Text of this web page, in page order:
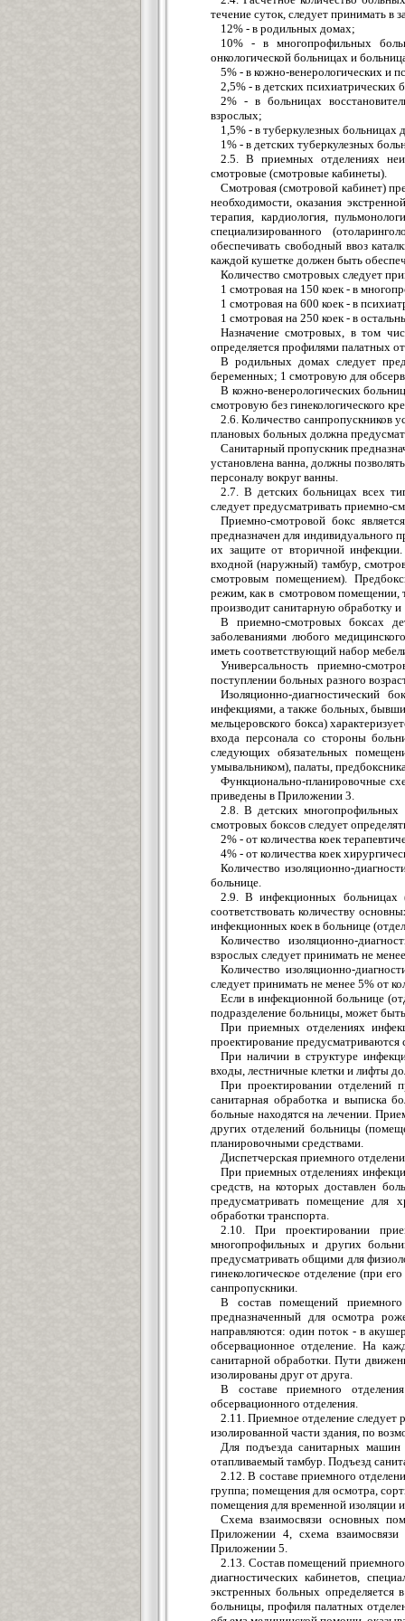
течение суток, следует принимать в
12% - в родильных домах;
10% - в многопрофильных
онкологической больницах и
5% - в кожно-венерологических и
2,5% - в детских психиатрических
2% - в больницах
взрослых;
1,5% - в туберкулезных больницах
1% - в детских туберкулезных
2.5. В приемных отделениях
смотровые (смотровые кабинеты).
Смотровая (смотровой кабинет)
необходимости, оказания
терапия, кардиология,
специализированного
обеспечивать свободный ввоз
каждой кушетке должен быть
Количество смотровых следует
1 смотровая на 150 коек - в
1 смотровая на 600 коек - в
1 смотровая на 250 коек - в
Назначение смотровых, в том
определяется профилями палатных
В родильных домах следует
беременных; 1 смотровую для
В кожно-венерологических
смотровую без гинекологического
2.6. Количество санпропускников
плановых больных должна
Санитарный пропускник
установлена ванна, должны
персоналу вокруг ванны.
2.7. В детских больницах всех
следует предусматривать приемно-
Приемно-смотровой бокс
предназначен для
их защите от вторичной
входной (наружный) тамбур,
смотровым помещением).
режим, как в смотровом помещении,
производит санитарную обработку
В приемно-смотровых боксах
заболеваниями любого
иметь соответствующий набор
Универсальность приемно-
поступлении больных разного
Изоляционно-диагностический
инфекциями, а также больных,
мельцеровского бокса)
входа персонала со стороны
следующих обязательных
умывальником), палаты,
Функционально-планировочные
приведены в Приложении 3.
2.8. В детских многопрофильных
смотровых боксов следует
2% - от количества коек
4% - от количества коек
Количество изоляционно-
больнице.
2.9. В инфекционных больницах
соответствовать количеству
инфекционных коек в больнице
Количество изоляционно-
взрослых следует принимать не
Количество изоляционно-
следует принимать не менее 5% от
Если в инфекционной больнице
подразделение больницы, может
При приемных отделениях
проектирование
При наличии в структуре
входы, лестничные клетки и лифты
При проектировании отделений
санитарная обработка и выписка
больные находятся на лечении.
других отделений больницы
планировочными средствами.
Диспетчерская приемного
При приемных отделениях
средств, на которых доставлен
предусматривать помещение для
обработки транспорта.
2.10. При проектировании
многопрофильных и других
предусматривать общими для
гинекологическое отделение (при
санпропускники.
В состав помещений приемного
предназначенный для осмотра
направляются: один поток - в
обсервационное отделение. На
санитарной обработки. Пути
изолированы друг от друга.
В составе приемного
обсервационного отделения.
2.11. Приемное отделение следует
изолированной части здания, по
Для подъезда санитарных
отапливаемый тамбур. Подъезд
2.12. В составе приемного
группа; помещения для осмотра,
помещения для временной
Схема взаимосвязи основных
Приложении 4, схема
Приложении 5.
2.13. Состав помещений приемного
диагностических кабинетов,
экстренных больных
больницы, профиля палатных